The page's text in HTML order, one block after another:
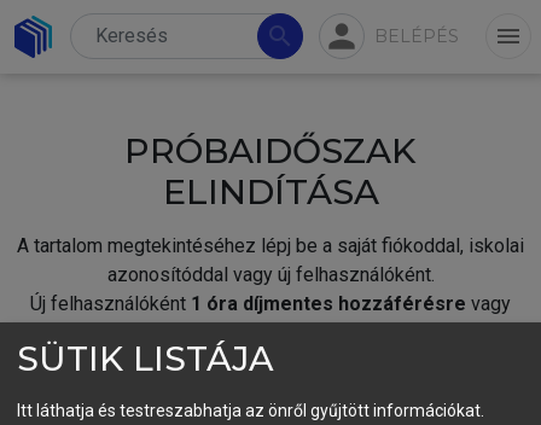
search person BELÉPÉS menu
PRÓBAIDŐSZAK
ELINDÍTÁSA
A tartalom megtekintéséhez lépj be a saját fiókoddal, iskolai
azonosítóddal vagy új felhasználóként.
Új felhasználóként 1 óra díjmentes hozzáférésre vagy
fiókoddal,vagy hozz létre új fiókot.
SÜTIK LISTÁJA
Itt láthatja és testreszabhatja az önről gyűjtött információkat.